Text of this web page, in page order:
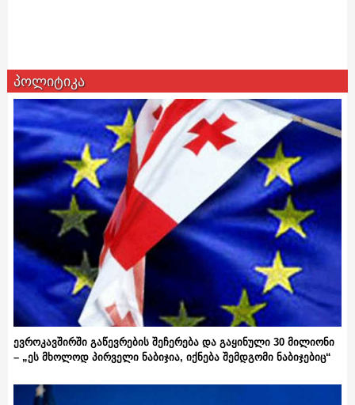
პოლიტიკა
ევროკავშირში გაწევრების შეჩერება და გაყინული 30 მილიონი
– „ეს მხოლოდ პირველი ნაბიჯია, იქნება შემდგომი ნაბიჯებიც“